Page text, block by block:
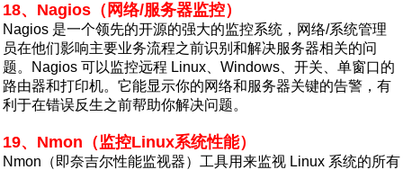
18、Nagios（网络/服务器监控）
Nagios 是一个领先的开源的强大的监控系统，网络/系统管理
员在他们影响主要业务流程之前识别和解决服务器相关的问
题。Nagios 可以监控远程 Linux、Windows、开关、单窗口的
路由器和打印机。它能显示你的网络和服务器关键的告警，有
利于在错误反生之前帮助你解决问题。
19、Nmon（监控Linux系统性能）
Nmon（即奈吉尔性能监视器）工具用来监视 Linux 系统的所有